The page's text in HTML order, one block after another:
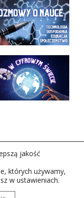
w likwidacj.
jakość
których używamy,
w ustawieniach.